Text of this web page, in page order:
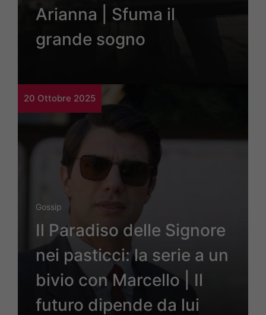
Arianna | Sfuma il
grande sogno
20 Ottobre 2025
Gossip
Il Paradiso delle Signore
nei pasticci: la serie a un
bivio con Marcello | Il
futuro dipende da lui